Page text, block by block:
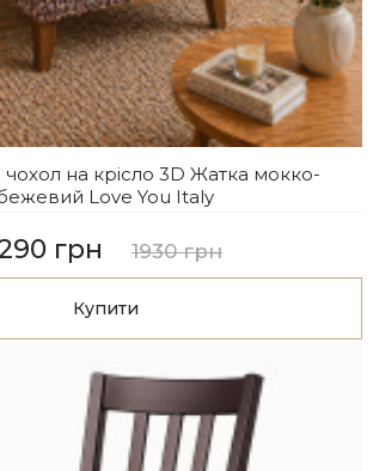
чохол на крісло 3D Жатка мокко-
Love You Italy
грн 1930 грн
Купити